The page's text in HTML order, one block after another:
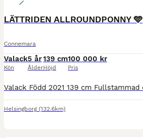
LÄTTRIDEN ALLROUNDPONNY 🩵
Connemara
Valack
Kön
5 år
Ålder
139 cm
Höjd
100 000 kr
Pris
Helsingborg (132.6km)